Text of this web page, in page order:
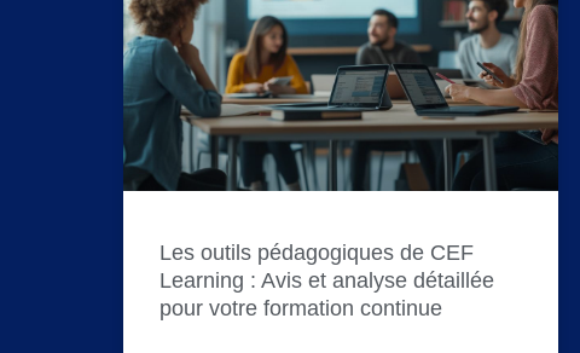
Les outils pédagogiques de CEF
Learning : Avis et analyse détaillée
pour votre formation continue